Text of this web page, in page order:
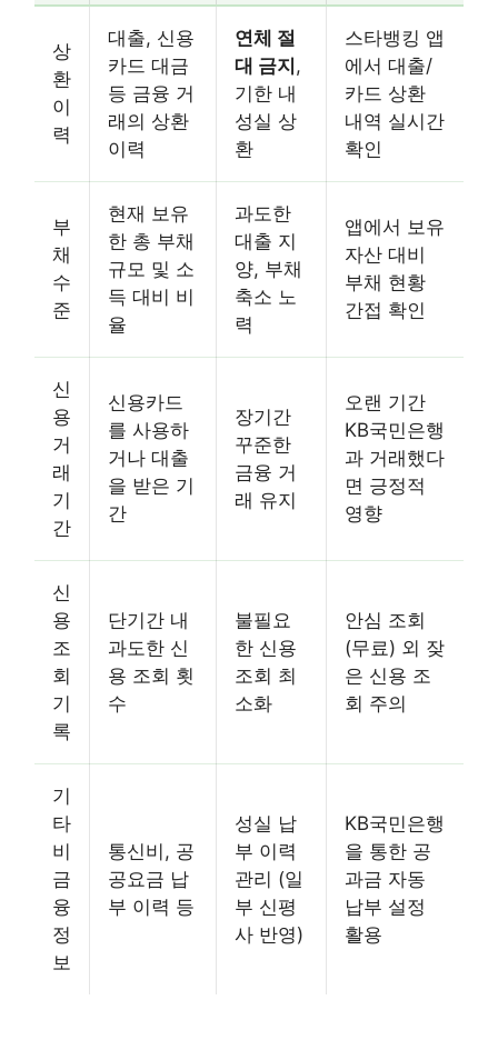
상
환
이
력
대출, 신용
카드 대금
등 금융 거
래의 상환
이력
연체 절
대 금지 ,
기한 내
성실 상
환
스타뱅킹 앱
에서 대출/
카드 상환
내역 실시간
확인
부
채
수
준
현재 보유
한 총 부채
규모 및 소
득 대비 비
율
과도한
대출 지
양, 부채
축소 노
력
앱에서 보유
자산 대비
부채 현황
간접 확인
신
용
거
래
기
간
신용카드
를 사용하
거나 대출
을 받은 기
간
장기간
꾸준한
금융 거
래 유지
오랜 기간
KB국민은행
과 거래했다
면 긍정적
영향
신
용
조
회
기
록
단기간 내
과도한 신
용 조회 횟
수
불필요
한 신용
조회 최
소화
안심 조회
(무료) 외 잦
은 신용 조
회 주의
기
타
비
금
융
정
보
통신비, 공
공요금 납
부 이력 등
성실 납
부 이력
관리 (일
부 신평
사 반영)
KB국민은행
을 통한 공
과금 자동
납부 설정
활용